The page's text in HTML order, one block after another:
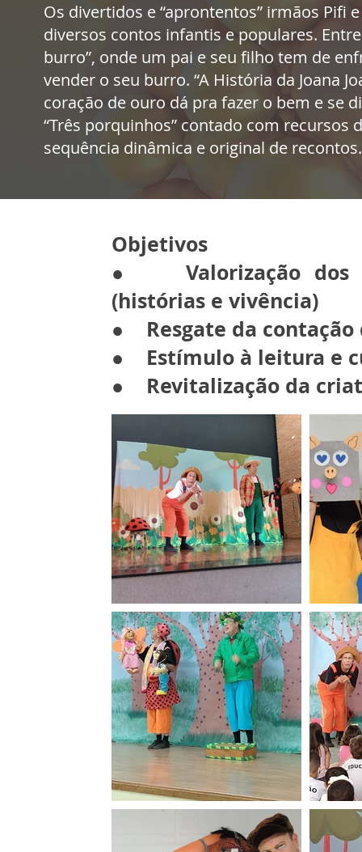
Os divertidos e “aprontentos” irmãos Pifi
diversos contos infantis e populares.
burro”, onde um pai e seu filho tem de
vender o seu burro. “A História da Joana
coração de ouro dá pra fazer o bem e se
“Três porquinhos” contado com
sequência dinâmica e original de recontos.
Objetivos
● Valorização dos
(histórias e vivência)
● Resgate da contação
● Estímulo à leitura e
● Revitalização da